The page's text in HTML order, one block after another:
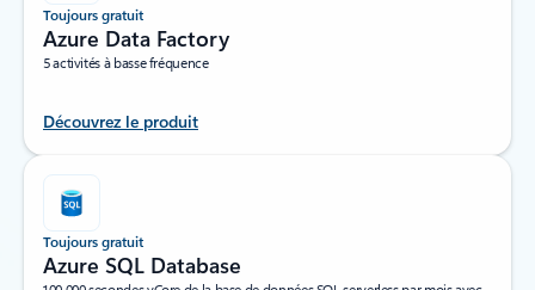
Toujours gratuit
Azure Data Factory
5 activités à basse fréquence
Découvrez le produit
Toujours gratuit
Azure SQL Database